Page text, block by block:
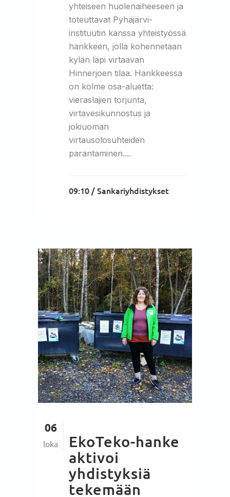
yhteiseen huolenaiheeseen ja
toteuttavat Pyhäjärvi-
instituutin kanssa yhteistyössä
hankkeen, jolla kohennetaan
kylän läpi virtaavan
Hinnerjoen tilaa. Hankkeessa
on kolme osa-aluetta:
vieraslajien torjunta,
virtavesikunnostus ja
jokiuoman
virtausolosuhteiden
parantaminen....
09:10 /Sankariyhdistykset
06
loka
EkoTeko-hanke
aktivoi
yhdistyksiä
tekemään